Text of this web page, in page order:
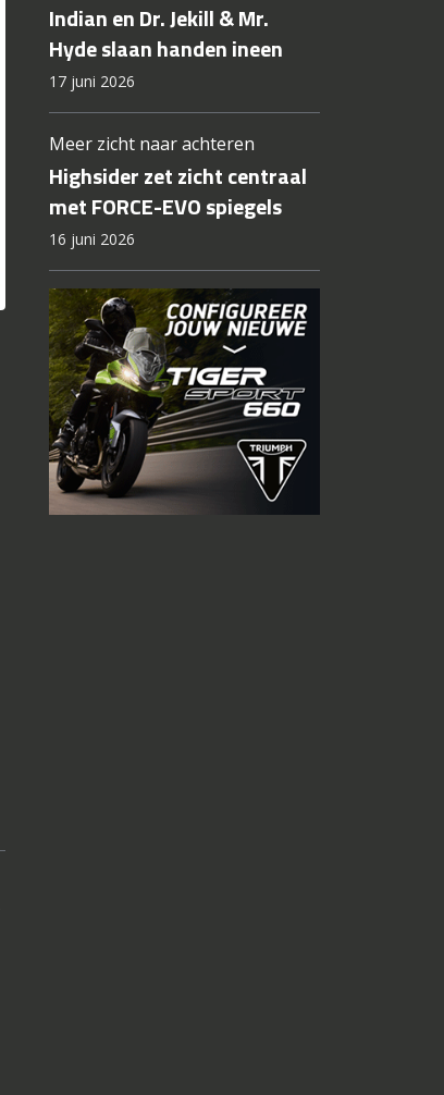
Indian en Dr. Jekill & Mr.
Hyde slaan handen ineen
17 juni 2026
Meer zicht naar achteren
Highsider zet zicht centraal
met FORCE-EVO spiegels
16 juni 2026